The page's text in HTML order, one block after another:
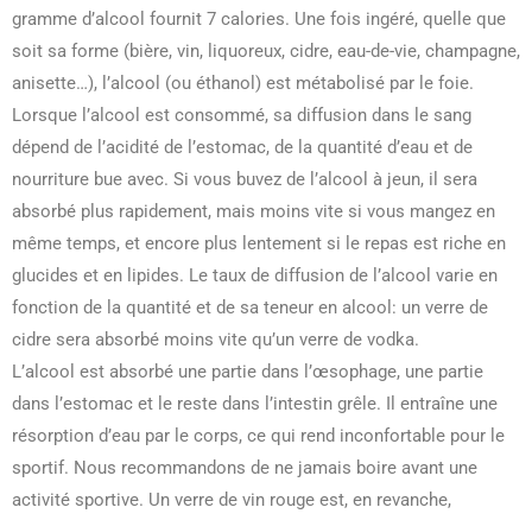
gramme d’alcool fournit 7 calories. Une fois ingéré, quelle que
soit sa forme (bière, vin, liquoreux, cidre, eau-de-vie, champagne,
anisette…), l’alcool (ou éthanol) est métabolisé par le foie.
Lorsque l’alcool est consommé, sa diffusion dans le sang
dépend de l’acidité de l’estomac, de la quantité d’eau et de
nourriture bue avec. Si vous buvez de l’alcool à jeun, il sera
absorbé plus rapidement, mais moins vite si vous mangez en
même temps, et encore plus lentement si le repas est riche en
glucides et en lipides. Le taux de diffusion de l’alcool varie en
fonction de la quantité et de sa teneur en alcool: un verre de
cidre sera absorbé moins vite qu’un verre de vodka.
L’alcool est absorbé une partie dans l’œsophage, une partie
dans l’estomac et le reste dans l’intestin grêle. Il entraîne une
résorption d’eau par le corps, ce qui rend inconfortable pour le
sportif. Nous recommandons de ne jamais boire avant une
activité sportive. Un verre de vin rouge est, en revanche,